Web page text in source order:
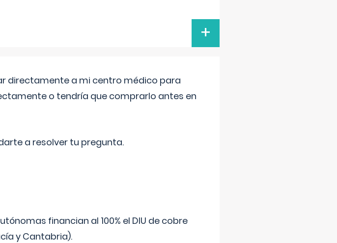
+
directamente a mi centro médico para
o tendría que comprarlo antes en
a resolver tu pregunta.
financian al 100% el DIU de cobre
y Cantabria).